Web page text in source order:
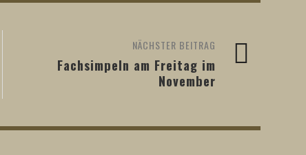
NÄCHSTER BEITRAG
Fachsimpeln am Freitag im
November